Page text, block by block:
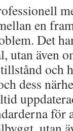
en
Det
utan även
och
dess
för